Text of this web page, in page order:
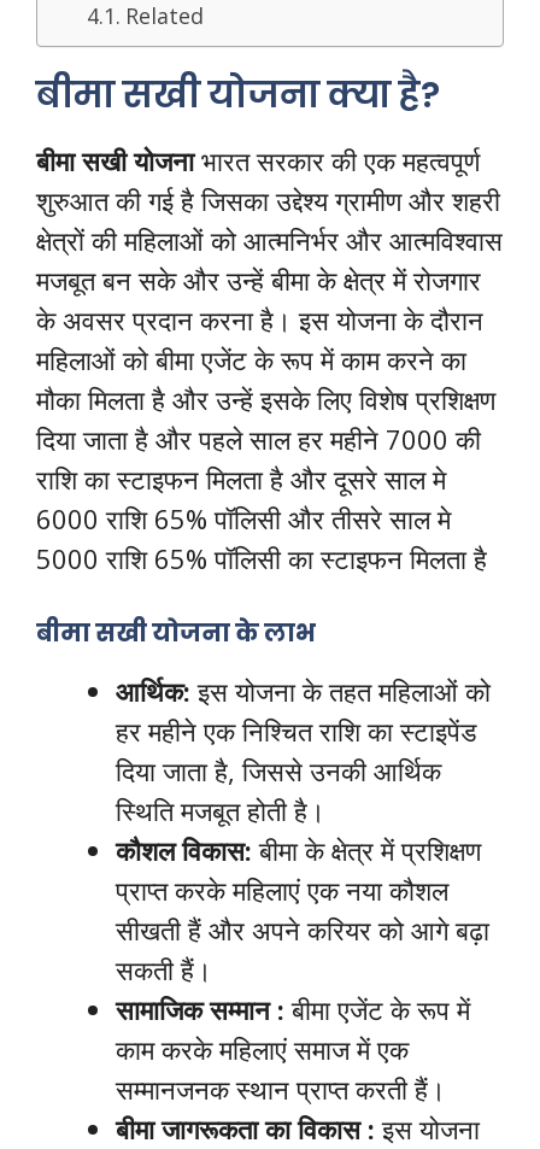
Related
बीमा सखी योजना क्या है?
बीमा सखी योजनाभारत सरकार की एक महत्वपूर्ण
शुरुआत की गई है जिसका उद्देश्य ग्रामीण और शहरी
क्षेत्रों की महिलाओं को आत्मनिर्भर और आत्मविश्वास
मजबूत बन सके और उन्हें बीमा के क्षेत्र में रोजगार
के अवसर प्रदान करना है। इस योजना के दौरान
महिलाओं को बीमा एजेंट के रूप में काम करने का
मौका मिलता है और उन्हें इसके लिए विशेष प्रशिक्षण
दिया जाता है और पहले साल हर महीने 7000 की
राशि का स्टाइफन मिलता है और दूसरे साल मे
6000 राशि 65% पॉलिसी और तीसरे साल मे
5000 राशि 65% पॉलिसी का स्टाइफन मिलता है
बीमा सखी योजना के लाभ
आर्थिक: इस योजना के तहत महिलाओं को
हर महीने एक निश्चित राशि का स्टाइपेंड
दिया जाता है, जिससे उनकी आर्थिक
स्थिति मजबूत होती है।
कौशल विकास: बीमा के क्षेत्र में प्रशिक्षण
प्राप्त करके महिलाएं एक नया कौशल
सीखती हैं और अपने करियर को आगे बढ़ा
सकती हैं।
सामाजिक सम्मान : बीमा एजेंट के रूप में
काम करके महिलाएं समाज में एक
सम्मानजनक स्थान प्राप्त करती हैं।
बीमा जागरूकता का विकास : इस योजना